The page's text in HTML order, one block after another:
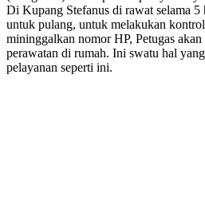
Di Kupang Stefanus di rawat selama
untuk pulang, untuk melakukan
mininggalkan nomor HP, Petugas
perawatan di rumah. Ini swatu hal
pelayanan seperti ini.